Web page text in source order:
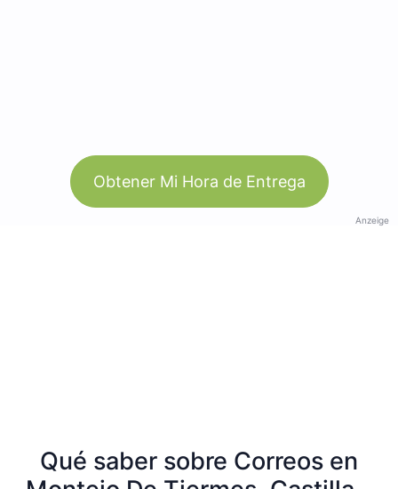
Obtener Mi Hora de Entrega
Anzeige
Qué saber sobre Correos en